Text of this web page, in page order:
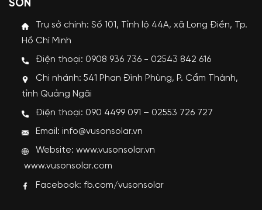
SƠN
Trụ sở chính: Số 101, Tỉnh lộ 44A, xã Long Điền, Tp.
Hồ Chí Minh
Điện thoại: 0908 936 736 - 02543 842 616
Chi nhánh: 541 Phan Đình Phùng, P. Cẩm Thành,
tỉnh Quảng Ngãi
Điện thoại: 090 4499 091 – 02553 726 727
Email: info@vusonsolar.vn
Website:www.vusonsolar.vn
www.vusonsolar.com
Facebook: fb.com/vusonsolar